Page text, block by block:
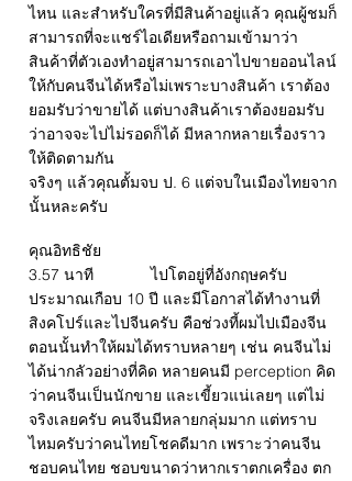
ไหน และสำหรับใครที่มีสินค้าอยู่แล้ว คุณผู้ชมก็
สามารถที่จะแชร์ไอเดียหรือถามเข้ามาว่า
สินค้าที่ตัวเองทำอยู่สามารถเอาไปขายออนไลน์
ให้กับคนจีนได้หรือไม่เพราะบางสินค้า เราต้อง
ยอมรับว่าขายได้ แต่บางสินค้าเราต้องยอมรับ
ว่าอาจจะไปไม่รอดก็ได้ มีหลากหลายเรื่องราว
ให้ติดตามกัน
จริงๆ แล้วคุณตั้มจบ ป. 6 แต่จบในเมืองไทยจาก
นั้นหละครับ
คุณอิทธิชัย
3.57 นาที ไปโตอยู่ที่อังกฤษครับ
ประมาณเกือบ 10 ปี และมีโอกาสได้ทำงานที่
สิงคโปร์และไปจีนครับ คือช่วงที้ผมไปเมืองจีน
ตอนนั้นทำให้ผมได้ทราบหลายๆ เช่น คนจีนไม่
ได้น่ากลัวอย่างที่คิด หลายคนมี perception คิด
ว่าคนจีนเป็นนักขาย และเขี้ยวแน่เลยๆ แต่ไม่
จริงเลยครับ คนจีนมีหลายกลุ่มมาก แต่ทราบ
ไหมครับว่าคนไทยโชคดีมาก เพราะว่าคนจีน
ชอบคนไทย ชอบขนาดว่าหากเราตกเครื่อง ตก